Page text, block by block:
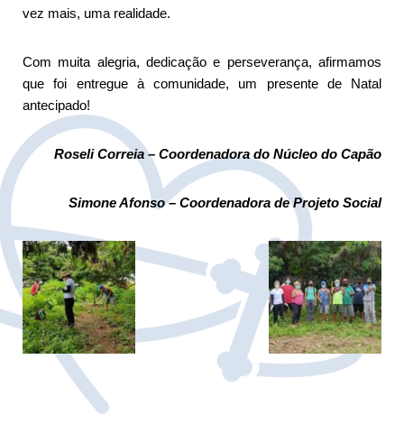
vez mais, uma realidade.
Com muita alegria, dedicação e perseverança, afirmamos
que foi entregue à comunidade, um presente de Natal
antecipado!
Roseli Correia – Coordenadora do Núcleo do Capão
Simone Afonso – Coordenadora de Projeto Social